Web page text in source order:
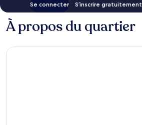
Se connecter S’inscrire gratuitement
À propos du quartier